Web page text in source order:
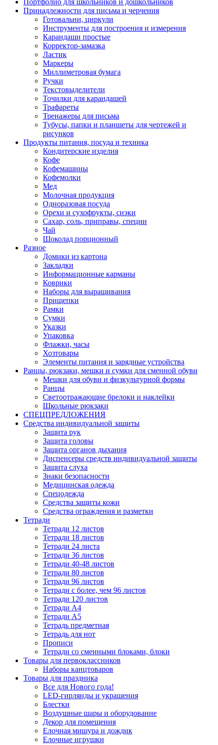
Портфолио для школьников и дошкольников
Принадлежности для письма и черчения
Готовальни, циркули
Инструменты для построения и измерения
Карандаши простые
Корректор-замазка
Ластик
Маркеры
Миллиметровая бумага
Ручки
Текстовыделители
Точилки для карандашей
Трафареты
Тренажеры для письма
Тубусы, папки и планшеты для чертежей и
рисунков
Продукты питания, посуда и техника
Кондитерские изделия
Кофе
Кофемашины
Кофемолки
Мед
Молочная продукция
Одноразовая посуда
Орехи и сухофрукты, снэки
Сахар, соль, приправы, специи
Чай
Шоколад порционный
Разное
Домики из картона
Закладки
Информационные карманы
Коврики
Наборы для выращивания
Прищепки
Рамки
Сумки
Указки
Упаковка
Флажки, часы
Хозтовары
Элементы питания и зарядные устройства
Ранцы, рюкзаки, мешки и сумки для сменной обуви
Мешки для обуви и физкультурной формы
Ранцы
Светоотражающие брелоки и наклейки
Школьные рюкзаки
СПЕЦПРЕДЛОЖЕНИЯ
Средства индивидуальной защиты
Защита рук
Защита головы
Защита органов дыхания
Диспенсеры средств индивидуальной защиты
Защита слуха
Знаки безопасности
Медицинская одежда
Спецодежда
Средства защиты кожи
Средства ограждения и разметки
Тетради
Тетради 12 листов
Тетради 18 листов
Тетради 24 листа
Тетради 36 листов
Тетради 40-48 листов
Тетради 80 листов
Тетради 96 листов
Тетради с более, чем 96 листов
Тетради 120 листов
Тетради А4
Тетради А5
Тетрадь предметная
Тетрадь для нот
Прописи
Тетради со сменными блоками, блоки
Товары для первоклассников
Наборы канцтоваров
Товары для праздника
Все для Нового года!
LED-гирлянды и украшения
Блестки
Воздушные шары и оборудование
Декор для помещения
Елочная мишура и дождик
Елочные игрушки